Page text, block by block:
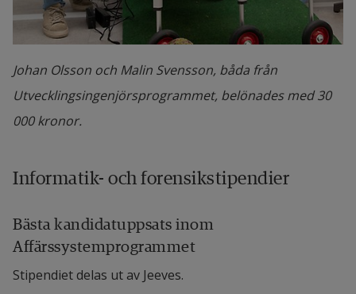
Johan Olsson och Malin Svensson, båda från
Utvecklingsingenjörsprogrammet, belönades med 30
000 kronor.
Informatik- och forensikstipendier
Bästa kandidatuppsats inom
Affärssystemprogrammet
Stipendiet delas ut av Jeeves.